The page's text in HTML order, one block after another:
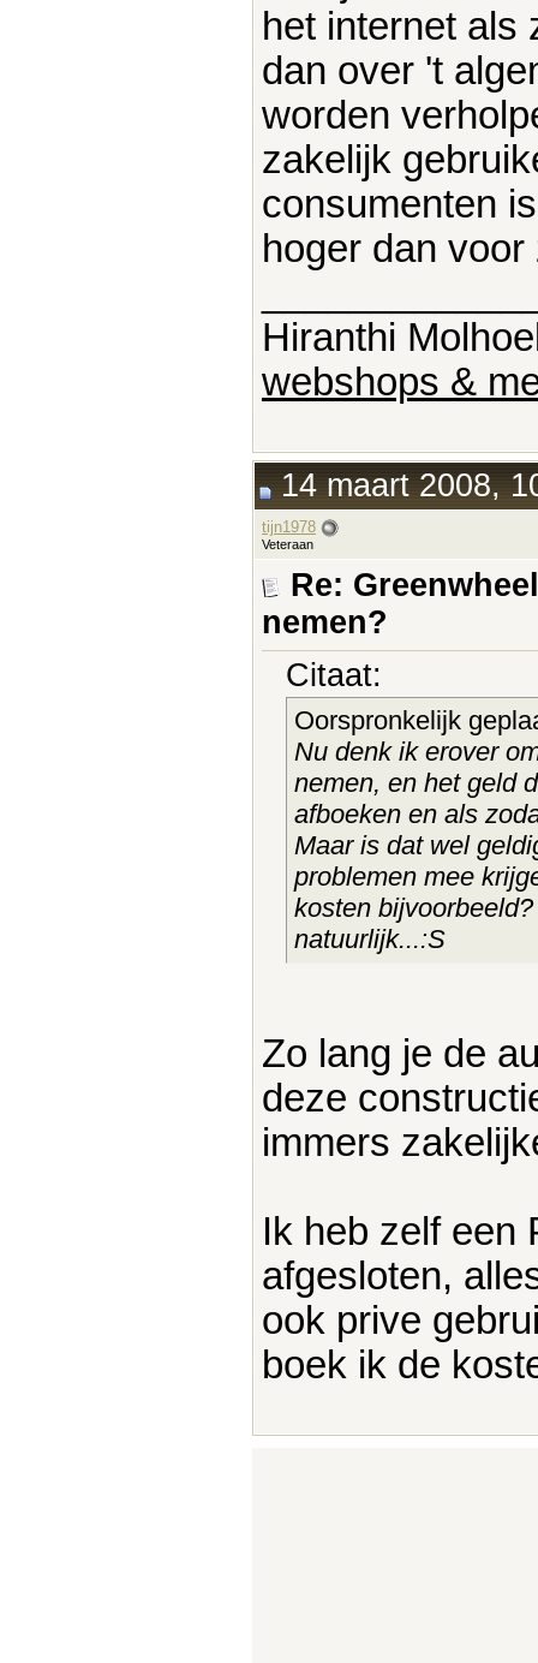
het internet als
dan over 't
worden
zakelijk
consumenten
hoger dan
Hiranthi
webshops &
14 maart 2008,
tijn1978
Veteraan
Re:
nemen?
Citaat:
Oorspronkelijk
Nu denk ik erover
nemen, en het geld
afboeken en als
Maar is dat wel
problemen mee
kosten
natuurlijk...:S
Zo lang je de
deze
immers
Ik heb zelf een
afgesloten,
ook prive
boek ik de